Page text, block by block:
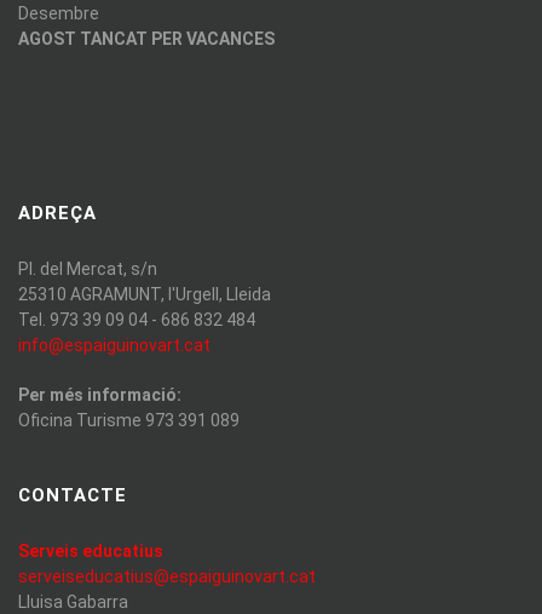
Desembre
AGOST TANCAT PER VACANCES
ADREÇA
Pl. del Mercat, s/n
25310 AGRAMUNT, l'Urgell, Lleida
Tel. 973 39 09 04 - 686 832 484
info@espaiguinovart.cat
Per més informació:
Oficina Turisme 973 391 089
CONTACTE
Serveis educatius
serveiseducatius@espaiguinovart.cat
Lluisa Gabarra